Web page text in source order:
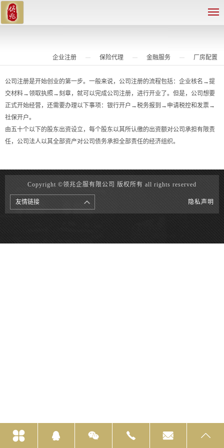
企业注册 保险代理 金融服务 厂房配置
公司注册是开始创业的第一步。一般来说，公司注册的流程包括：企业核名→提
交材料→领取执照→刻章，就可以完成公司注册，进行开业了。但是，公司想要
正式开始经营，还需要办理以下事项：银行开户→税务报到→申请税控和发票→
社保开户。
由五十个以下的股东出资设立，每个股东以其所认缴的出资额对公司承担有限责
任，公司法人以其全部资产对公司债务承担全部责任的经济组织。
Copyright ©领兆企服有限公司 版权所有 all rights reserved
友情链接 隐私声明